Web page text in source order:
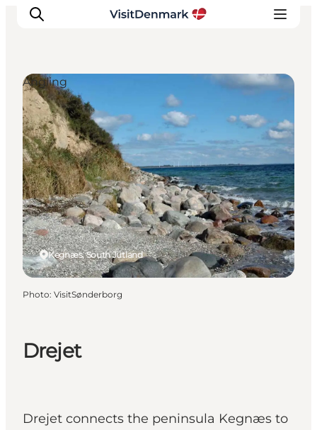
Inspirations
Destinations
Quoi faire
Hébergements
Planifiez votre voyage
Drejet
Drejet connects the peninsula Kegnæs to
Kegnæs, South Jutland
Angling
Photo: VisitSønderborg